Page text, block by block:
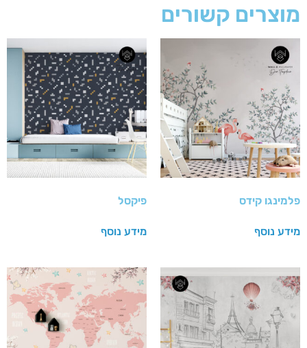
מוצרים קשורים
פלמינגו קידס
מידע נוסף
פיקסל
מידע נוסף